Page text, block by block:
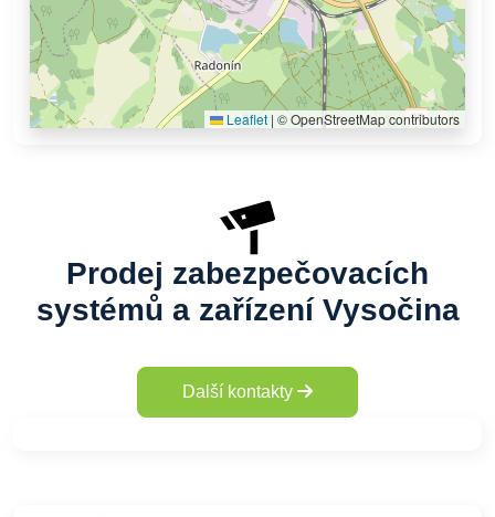
Leaflet | © OpenStreetMap contributors
Prodej zabezpečovacích
systémů a zařízení Vysočina
Další kontakty